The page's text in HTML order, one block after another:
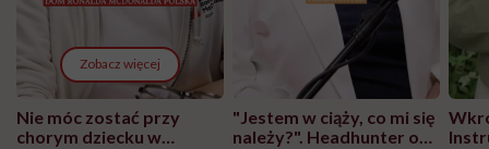
Zobacz więcej
Nie móc zostać przy
chorym dziecku w
"Jestem w ciąży, co mi się
należy?". Headhunter o